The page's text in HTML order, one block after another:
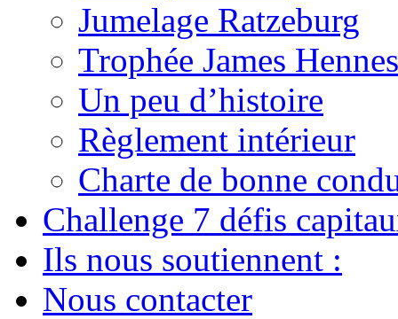
Jumelage Ratzeburg
Trophée James
Un peu d’histoire
Règlement intérieur
Charte de bonne
Challenge 7 défis
Ils nous soutiennent :
Nous contacter